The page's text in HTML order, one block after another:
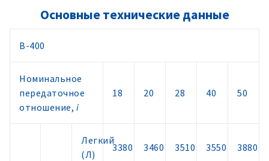
Основные технические данные
В-400
Номинальное
передаточное
отношение, i
18 20 28 40 50
Легкий
(Л)
3380 3460 3510 3550 3880